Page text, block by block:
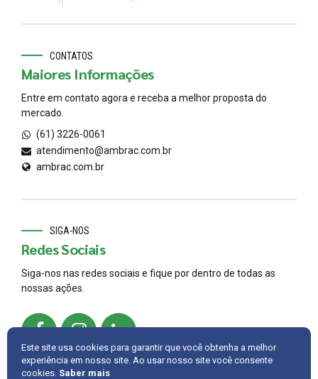
CONTATOS
Maiores Informações
Entre em contato agora e receba a melhor proposta do
mercado.
(61) 3226-0061
atendimento@ambrac.com.br
ambrac.com.br
SIGA-NOS
Redes Sociais
Siga-nos nas redes sociais e fique por dentro de todas as
nossas ações.
Este site usa cookies para garantir que você obtenha a melhor
experiência em nosso site. Ao usar nosso site você consente
cookies. Saber mais